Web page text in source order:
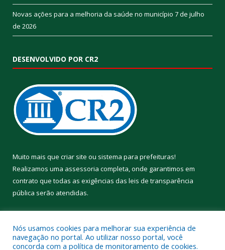
Novas ações para a melhoria da saúde no município 7 de julho
de 2026
DESENVOLVIDO POR CR2
Muito mais que criar site ou sistema para prefeituras!
Realizamos uma assessoria completa, onde garantimos em
contrato que todas as exigências das leis de transparência
pública serão atendidas.
Nós usamos cookies para melhorar sua experiência de
navegação no portal. Ao utilizar nosso portal, você
concorda com a política de monitoramento de cookies.